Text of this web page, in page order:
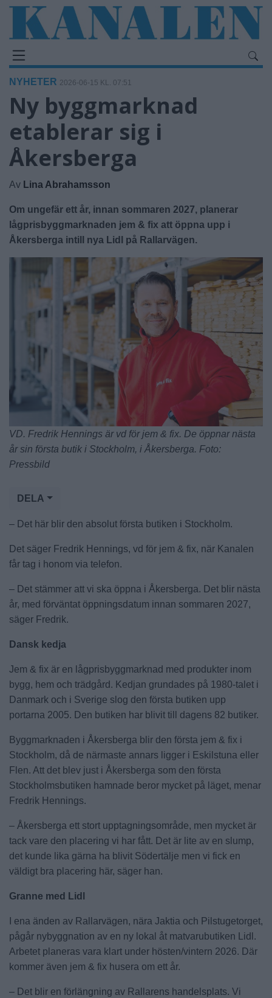
NYHETER 2026-06-15 KL. 07:51
Ny byggmarknad
etablerar sig i
Åkersberga
Av Lina Abrahamsson
Om ungefär ett år, innan sommaren 2027, planerar
lågprisbyggmarknaden jem & fix att öppna upp i
Åkersberga intill nya Lidl på Rallarvägen.
VD. Fredrik Hennings är vd för jem & fix. De öppnar nästa
år sin första butik i Stockholm, i Åkersberga. Foto:
Pressbild
DELA
– Det här blir den absolut första butiken i Stockholm.
Det säger Fredrik Hennings, vd för jem & fix, när Kanalen
får tag i honom via telefon.
– Det stämmer att vi ska öppna i Åkersberga. Det blir nästa
år, med förväntat öppningsdatum innan sommaren 2027,
säger Fredrik.
Dansk kedja
Jem & fix är en lågprisbyggmarknad med produkter inom
bygg, hem och trädgård. Kedjan grundades på 1980-talet i
Danmark och i Sverige slog den första butiken upp
portarna 2005. Den butiken har blivit till dagens 82 butiker.
Byggmarknaden i Åkersberga blir den första jem & fix i
Stockholm, då de närmaste annars ligger i Eskilstuna eller
Flen. Att det blev just i Åkersberga som den första
Stockholmsbutiken hamnade beror mycket på läget, menar
Fredrik Hennings.
– Åkersberga ett stort upptagningsområde, men mycket är
tack vare den placering vi har fått. Det är lite av en slump,
det kunde lika gärna ha blivit Södertälje men vi fick en
väldigt bra placering här, säger han.
Granne med Lidl
I ena änden av Rallarvägen, nära Jaktia och Pilstugetorget,
pågår nybyggnation av en ny lokal åt matvarubutiken Lidl.
Arbetet planeras vara klart under hösten/vintern 2026. Där
kommer även jem & fix husera om ett år.
– Det blir en förlängning av Rallarens handelsplats. Vi